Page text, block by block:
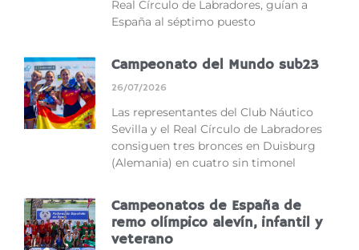
Real Círculo de Labradores, guían a
España al séptimo puesto
Campeonato del Mundo sub23
26/07/2026
Las representantes del Club Náutico
Sevilla y el Real Círculo de Labradores
consiguen tres bronces en Duisburg
(Alemania) en cuatro sin timonel
Campeonatos de España de
remo olímpico alevín, infantil y
veterano